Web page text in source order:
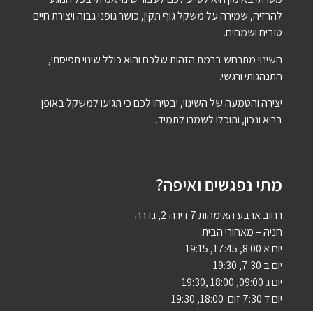
להרזיה, שמירה על משקל גוף תקין, כושר גופני גבוה ויצירת חיים
טובים ושמחים.
השינוי מתרחש ברמת הזהות שלכם והוא כולל שינוי תפיסתי,
התנהגותי ורגשי.
יצירה והטמעה של השינוי, יבטיחו לכם כי תגיעו למשקל באופן
בריא ונכון, ותוכלו לשמרו לתמיד.
מתי נפגשים ואיפה?
רחוב ארבע האימהות 7 דירה 2, גדרה
חניה – מאחורי הבית.
יום א 8:00, 17:45, 19:15
יום ב 7:30, 19:30
יום ג 09:00, 18:00 ,19:30
יום ד 7:30 זום 18:00, 19:30